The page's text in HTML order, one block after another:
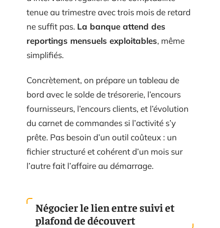
tenue au trimestre avec trois mois de retard
ne suffit pas. La banque attend des
reportings mensuels exploitables, même
simplifiés.
Concrètement, on prépare un tableau de
bord avec le solde de trésorerie, l’encours
fournisseurs, l’encours clients, et l’évolution
du carnet de commandes si l’activité s’y
prête. Pas besoin d’un outil coûteux : un
fichier structuré et cohérent d’un mois sur
l’autre fait l’affaire au démarrage.
Négocier le lien entre suivi et
plafond de découvert